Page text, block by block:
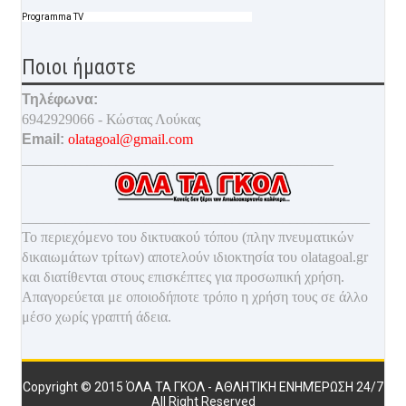
Programma TV
Ποιοι ήμαστε
Τηλέφωνα:
6942929066 - Κώστας Λούκας
Email: olatagoal@gmail.com
Το περιεχόμενο του δικτυακού τόπου (πλην πνευματικών
δικαιωμάτων τρίτων) αποτελούν ιδιοκτησία του olatagoal.gr
και διατίθενται στους επισκέπτες για προσωπική χρήση.
Απαγορεύεται με οποιοδήποτε τρόπο η χρήση τους σε άλλο
μέσο χωρίς γραπτή άδεια.
Copyright © 2015 ΌΛΑ ΤΑ ΓΚΟΛ - ΑΘΛΗΤΙΚΉ ΕΝΗΜΈΡΩΣΗ 24/7
All Right Reserved